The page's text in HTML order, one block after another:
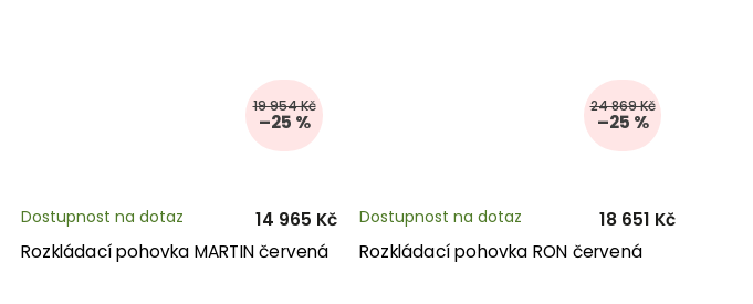
19 954 Kč
–25 %
Rozkládací pohovka MARTIN červená
Dostupnost na dotaz 14 965 Kč
24 869 Kč
–25 %
Rozkládací pohovka RON červená
Dostupnost na dotaz 18 651 Kč